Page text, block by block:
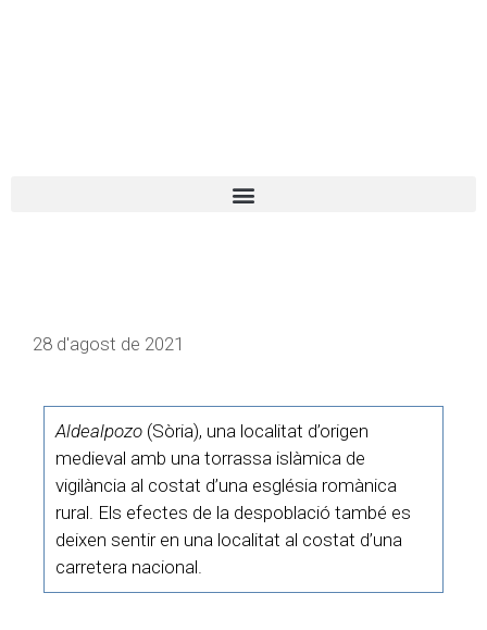
28 d'agost de 2021
Aldealpozo (Sòria), una localitat d’origen
medieval amb una torrassa islàmica de
vigilància al costat d’una església romànica
rural. Els efectes de la despoblació també es
deixen sentir en una localitat al costat d’una
carretera nacional.